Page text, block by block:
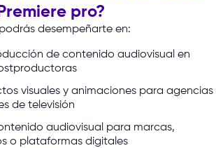
pro?
podrás desempeñarte en:
de contenido audiovisual en
visuales y animaciones para agencias
de televisión
audiovisual para marcas,
o plataformas digitales